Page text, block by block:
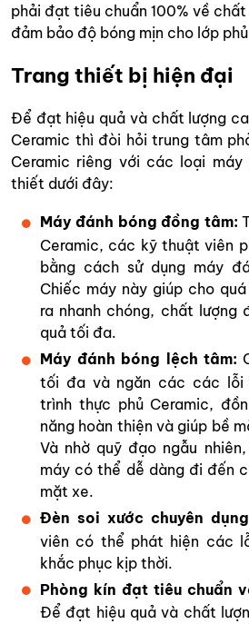
phải đạt tiêu chuẩn 100% về
đảm bảo độ bóng mịn cho lớp
Trang thiết bị hiện đại
Để đạt hiệu quả và chất lượng
Ceramic thì đòi hỏi trung tâm
Ceramic riêng với các loại
thiết dưới đây:
Máy đánh bóng đồng tâm:
Ceramic, các kỹ thuật viên
bằng cách sử dụng máy
Chiếc máy này giúp cho
ra nhanh chóng, chất lượng
quả tối đa.
Máy đánh bóng lệch tâm:
tối đa và ngăn các các lỗi
trình thực phủ Ceramic,
năng hoàn thiện và giúp bề
Và nhờ quỹ đạo ngẫu
máy có thể dễ dàng đi đến
mặt xe.
Đèn soi xước chuyên
viên có thể phát hiện các
khắc phục kịp thời.
Phòng kín đạt tiêu chuẩn
Để đạt hiệu quả và chất